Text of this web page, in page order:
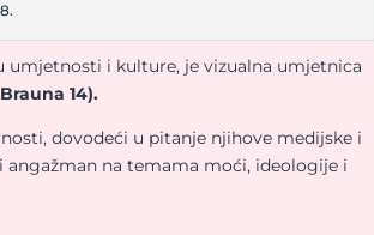
umjetnosti i kulture, je vizualna umjetnica
14).
dovodeći u pitanje njihove medijske i
na temama moći, ideologije i